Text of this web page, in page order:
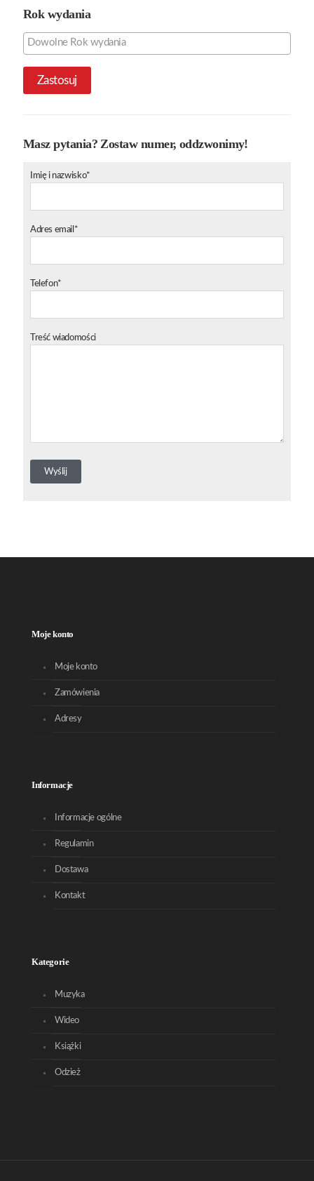
Rok wydania
Zastosuj
Masz pytania? Zostaw numer, oddzwonimy!
Imię i nazwisko*
Adres email*
Telefon*
Treść wiadomości
Moje konto
Moje konto
Zamówienia
Adresy
Informacje
Informacje ogólne
Regulamin
Dostawa
Kontakt
Kategorie
Muzyka
Wideo
Książki
Odzież